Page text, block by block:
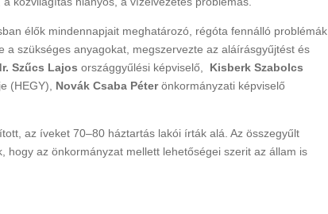
élők mindennapjait meghatározó, régóta fennálló problémák
szükséges anyagokat, megszervezte az aláírásgyűjtést és
Szűcs Lajos országgyűlési képviselő, Kisberk Szabolcs
(HEGY), Novák Csaba Péterönkormányzati képviselő
az íveket 70–80 háztartás lakói írták alá. Az összegyűlt
az önkormányzat mellett lehetőségei szerit az állam is